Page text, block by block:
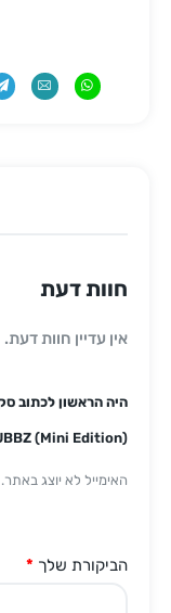
חוות דעת
אין עדיין חוות דעת.
(Mini Edition)”
האימייל לא יוצג באתר.
הביקורת שלך *